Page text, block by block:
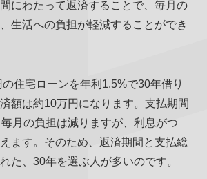
にわたって返済することで、毎月の
生活への負担が軽減することができ
住宅ローンを年利1.5%で30年借り
額は約10万円になります。支払期間
月の負担は減りますが、利息がつ
ます。そのため、返済期間と支払総
た、30年を選ぶ人が多いのです。